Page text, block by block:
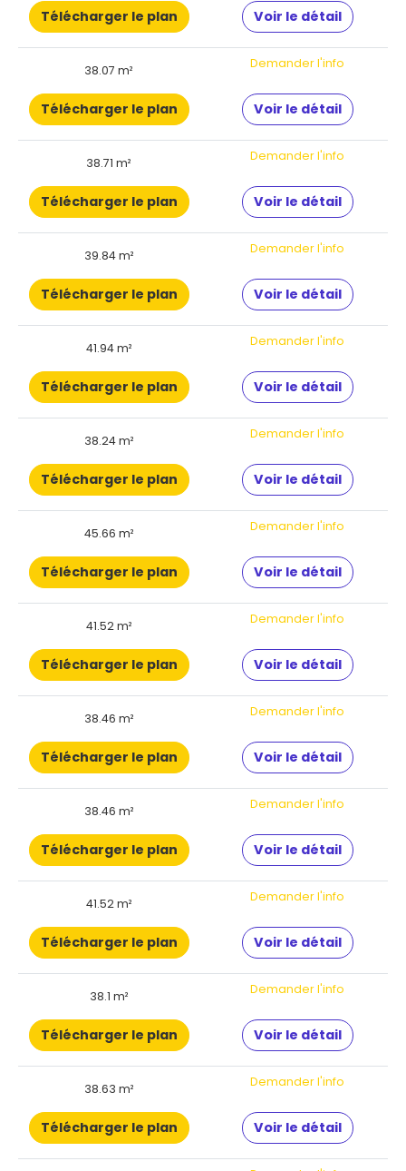
Télécharger le plan Voir le détail
38.07 m² Demander l'info
Télécharger le plan Voir le détail
38.71 m² Demander l'info
Télécharger le plan Voir le détail
39.84 m² Demander l'info
Télécharger le plan Voir le détail
41.94 m² Demander l'info
Télécharger le plan Voir le détail
38.24 m² Demander l'info
Télécharger le plan Voir le détail
45.66 m² Demander l'info
Télécharger le plan Voir le détail
41.52 m² Demander l'info
Télécharger le plan Voir le détail
38.46 m² Demander l'info
Télécharger le plan Voir le détail
38.46 m² Demander l'info
Télécharger le plan Voir le détail
41.52 m² Demander l'info
Télécharger le plan Voir le détail
38.1 m² Demander l'info
Télécharger le plan Voir le détail
38.63 m² Demander l'info
Télécharger le plan Voir le détail